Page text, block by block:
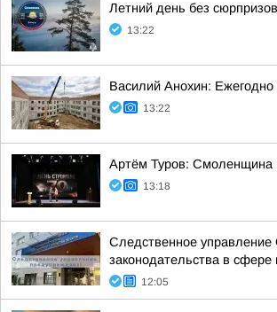
Летний день без
13:22
Василий Анохин: Ежегодно
13:22
Артём Туров: Смоленщина
13:18
Следственное
законодательства в
12:05